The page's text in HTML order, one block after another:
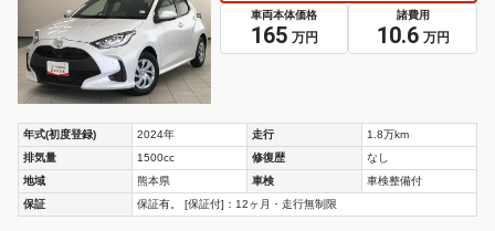
車両本体価格
165 万円
諸費用
10.6 万円
年式(初度登録) 2024年 走行
1.8万km
排気量
1500cc 修復歴
なし
地域
熊本県 車検
車検整備付
保証
保証有。 [保証付]：12ヶ月・走行無制限